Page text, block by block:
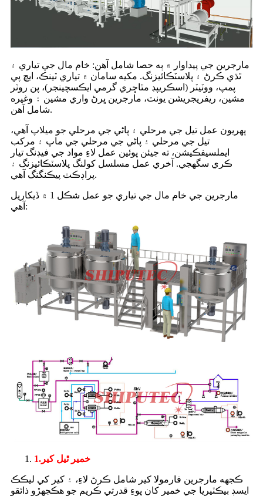
مارجرين جي پيداوار ۾ ٻه حصا شامل آهن: خام مال جي تياري ۽
ٿڌي ڪرڻ ۽ پلاسٽڪائيزنگ. مکيه سامان ۾ تياري ٽينڪ، ايڇ پي
پمپ، ووٽيٽر (اسڪريپڊ مٿاڇري گرمي ايڪسچينجر)، پن روٽر
مشين، ريفريجريشن يونٽ، مارجرين ڀرڻ واري مشين ۽ وغيره
شامل آهن.
پهريون عمل تيل جي مرحلي ۽ پاڻي جي مرحلي جو ميلاپ آهي،
تيل جي مرحلي ۽ پاڻي جي مرحلي جي ماپ ۽ مرکب
ايملسيفڪيشن، ته جيئن پوئين عمل لاءِ مواد جي فيڊنگ تيار
ڪري سگهجي. آخري عمل مسلسل کولنگ پلاسٽڪائيزنگ ۽
پراڊڪٽ پيڪنگنگ آهي.
مارجرين جي خام مال جي تياري جو عمل شڪل 1 ۾ ڏيکاريل
آهي:
1. خمير ٿيل کير
ڪجهه مارجرين فارمولا کير شامل ڪرڻ لاءِ، ۽ کير کي ليڪڪ
ايسڊ بيڪٽيريا جي خمير کان پوءِ قدرتي ڪريم جو هڪجهڙو ذائقو